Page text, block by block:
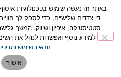
ידי צדדים שלישיים, כדי לספק לך
סטטיסטיקה, איפיון ושיווק. המשך
למידע נוסף ואפשרות לנהל את
תנאי השימוש
אישור